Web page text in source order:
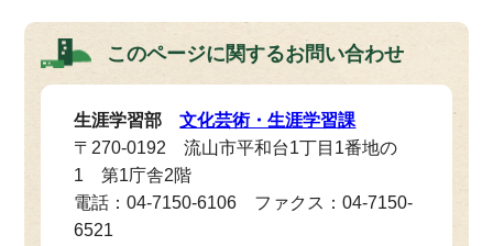
このページに関するお問い合わせ
生涯学習部文化芸術・生涯学習課
〒270-0192 流山市平和台1丁目1番地の
1 第1庁舎2階
電話：04-7150-6106 ファクス：04-7150-
6521